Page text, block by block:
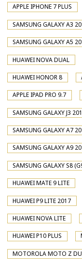
APPLE IPHONE 7 PLUS
SAMSUNG GALAXY A3
SAMSUNG GALAXY A5
HUAWEI NOVA DUAL
HUAWEI HONOR 8
APPLE IPAD PRO 9.7
SAMSUNG GALAXY J3
SAMSUNG GALAXY A7
SAMSUNG GALAXY A9
SAMSUNG GALAXY S8
HUAWEI MATE 9 LITE
HUAWEI P9 LITE 2017
HUAWEI NOVA LITE
HUAWEI P10 PLUS
MOTOROLA MOTO Z